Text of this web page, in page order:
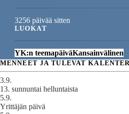
3256 päivää sitten
LUOKAT
YK:n teemapäiväKansainvälinen
MENNEET JA TULEVAT
3.9.
13. sunnuntai helluntaista
5.9.
Yrittäjän päivä